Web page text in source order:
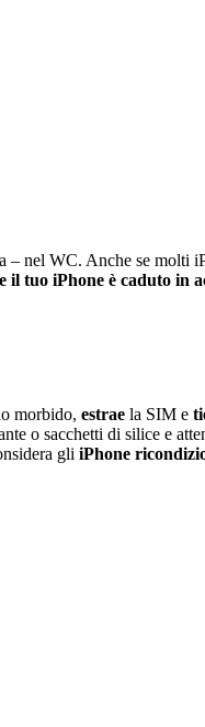
– nel WC. Anche se molti
il tuo iPhone è caduto in
morbido, estrae la SIM e
o sacchetti di silice e
gli iPhone